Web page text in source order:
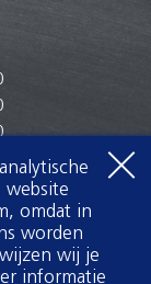
website
omdat in
worden
wij je
informatie